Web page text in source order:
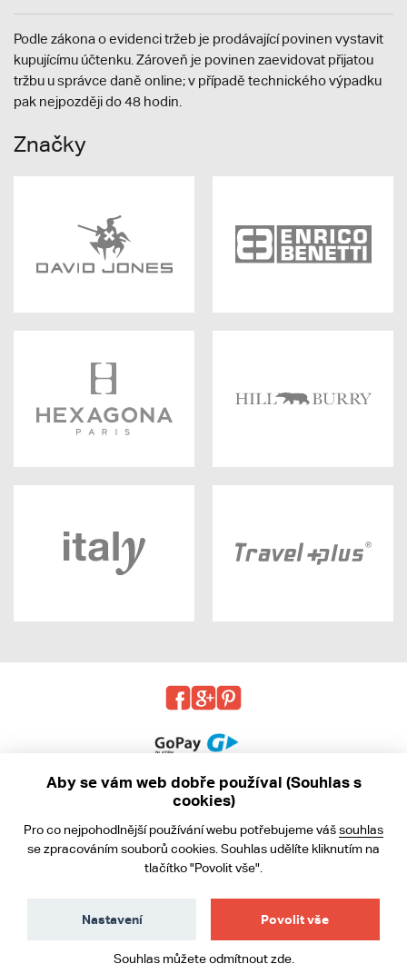
Podle zákona o evidenci tržeb je prodávající povinen vystavit
kupujícímu účtenku. Zároveň je povinen zaevidovat přijatou
tržbu u správce daně online; v případě technického výpadku
pak nejpozději do 48 hodin.
Značky
Obchodní podmínky
Ochrana osobních údajů
Aby se vám web dobře používal (Souhlas s
cookies)
Pro co nejpohodlnější používání webu potřebujeme vášsouhlas
se zpracováním souborů cookies. Souhlas udělíte kliknutím na
tlačítko "Povolit vše".
Povolit vše
Nastavení
Souhlas můžete odmítnoutzde.